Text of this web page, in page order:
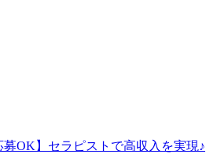
募OK】セラピストで高収入を実現♪